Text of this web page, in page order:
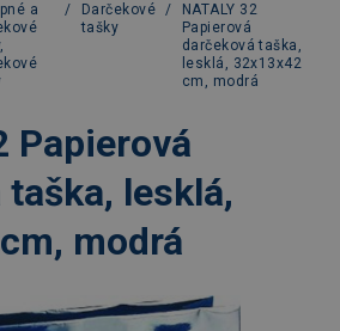
a
/
Darčekové
tašky
/
NATALY 32
Papierová
darčeková taška,
lesklá, 32x13x42
cm, modrá
Papierová
lesklá,
modrá